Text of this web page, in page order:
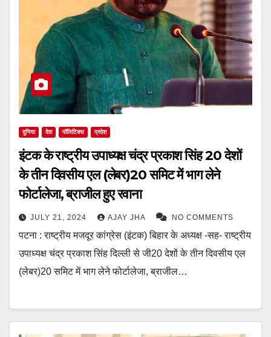
दुनिया देश पॉलिटिक्स प्रदेश
इंटक के राष्ट्रीय उपाध्यक्ष चंद्र प्रकाश सिंह 20 देशों
के तीन दिवसीय एल (लेबर)20 समिट में भाग लेने
फोर्टालेजा, ब्राजील हुए रवाना
JULY 21, 2024 AJAY JHA NO COMMENTS
पटना : राष्ट्रीय मजदूर कांग्रेस (इंटक) बिहार के अध्यक्ष -सह- राष्ट्रीय
उपाध्यक्ष चंद्र प्रकाश सिंह दिल्ली से जी20 देशों के तीन दिवसीय एल
(लेबर)20 समिट में भाग लेने फोर्टालेजा, ब्राजील…